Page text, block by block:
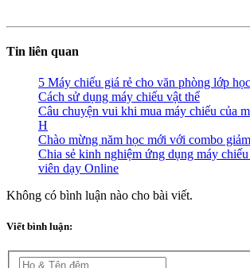
Tin liên quan
5 Máy chiếu giá rẻ cho văn phòng lớp
Cách sử dụng máy chiếu vật thể
Câu chuyện vui khi mua máy chiếu của
H
Chào mừng năm học mới với combo
Chia sẻ kinh nghiệm ứng dụng máy
viên dạy Online
Không có bình luận nào cho bài viết.
Viết bình luận: